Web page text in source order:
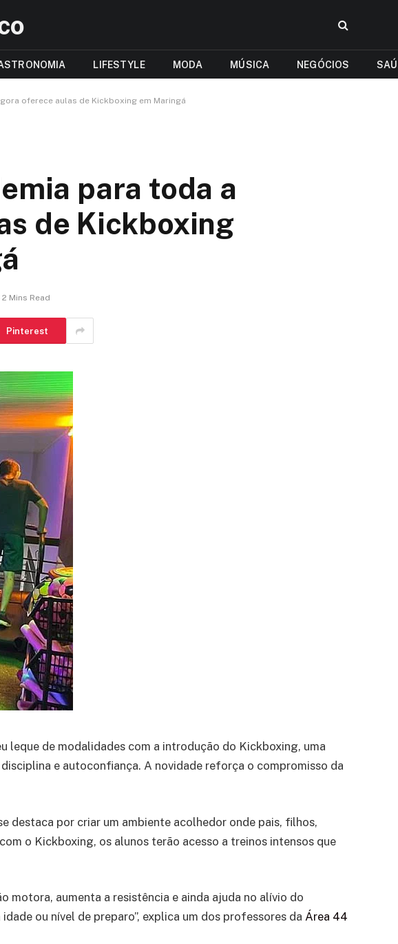
LIFESTYLE MODA MÚSICA NEGÓCIOS
oferece aulas de Kickboxing em Maringá
para toda a
de Kickboxing
2 Mins Read
Pinterest
leque de modalidades com a introdução do Kickboxing, uma
e autoconfiança. A novidade reforça o compromisso da
destaca por criar um ambiente acolhedor onde pais, filhos,
o Kickboxing, os alunos terão acesso a treinos intensos que
motora, aumenta a resistência e ainda ajuda no alívio do
ou nível de preparo”, explica um dos professores da Área 44